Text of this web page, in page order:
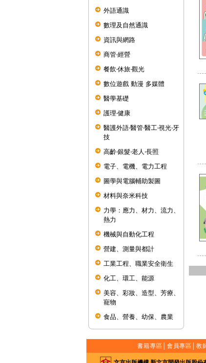
外語通識
數理及自然通識
資訊與網路
商管‧經營
餐飲‧休旅‧觀光
數位遊戲 動漫 多媒體
醫學基礎
護理‧健康
醫護外語‧醫管‧醫工‧視光‧牙
技
高齡‧銀髮‧老人‧長照
電子、電機、電力工程
圖學與電腦輔助製圖
材料與奈米科技
力學：應力、材力、流力、
熱力
機械與自動化工程
營建、測量與都計
工業工程、職業安全衛生
化工、環工、能源
美容、彩妝、造型、芳療、
寵物
食品、營養、幼保、農業
書籍專區 會員專區 │教